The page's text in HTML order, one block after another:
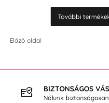
További
Előző oldal
INGYENES
40.000 Ft feletti